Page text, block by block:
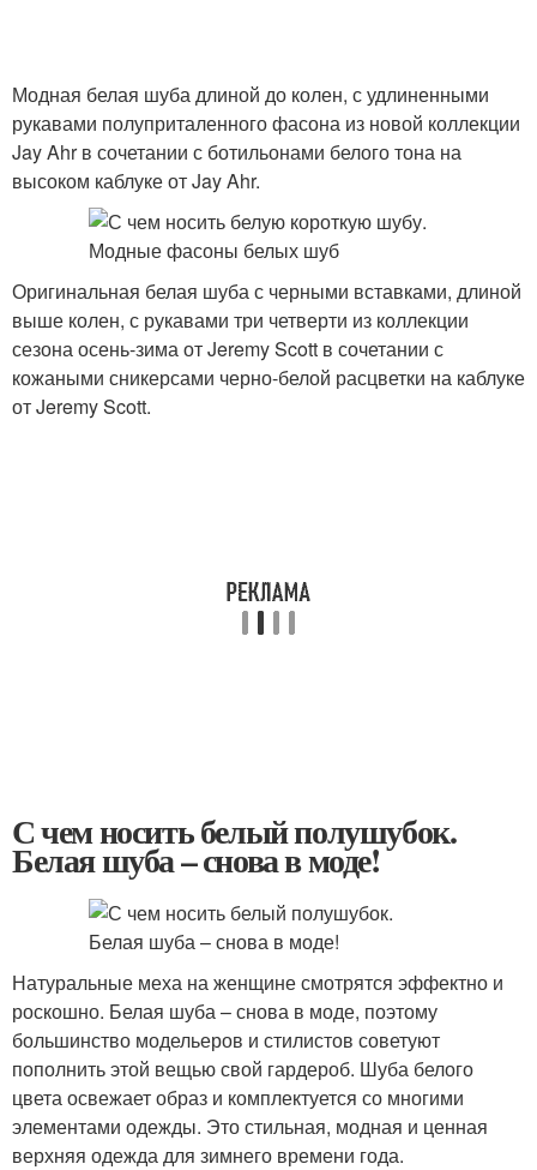
Модная белая шуба длиной до колен, с удлиненными
рукавами полуприталенного фасона из новой коллекции
Jay Ahr в сочетании с ботильонами белого тона на
высоком каблуке от Jay Ahr.
Оригинальная белая шуба с черными вставками, длиной
выше колен, с рукавами три четверти из коллекции
сезона осень-зима от Jeremy Scott в сочетании с
кожаными сникерсами черно-белой расцветки на каблуке
от Jeremy Scott.
С чем носить белый полушубок.
Белая шуба – снова в моде!
Натуральные меха на женщине смотрятся эффектно и
роскошно. Белая шуба – снова в моде, поэтому
большинство модельеров и стилистов советуют
пополнить этой вещью свой гардероб. Шуба белого
цвета освежает образ и комплектуется со многими
элементами одежды. Это стильная, модная и ценная
верхняя одежда для зимнего времени года.